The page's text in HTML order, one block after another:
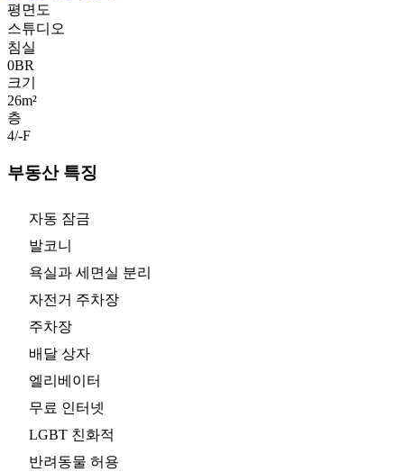
평면도
스튜디오
침실
0BR
크기
26m²
층
4/-F
부동산 특징
자동 잠금
발코니
욕실과 세면실 분리
자전거 주차장
주차장
배달 상자
엘리베이터
무료 인터넷
LGBT 친화적
반려동물 허용